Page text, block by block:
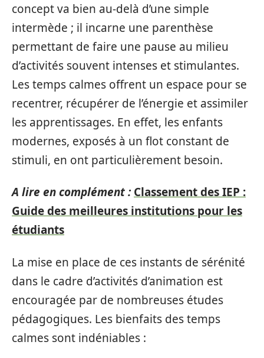
concept va bien au-delà d’une simple
intermède ; il incarne une parenthèse
permettant de faire une pause au milieu
d’activités souvent intenses et stimulantes.
Les temps calmes offrent un espace pour se
recentrer, récupérer de l’énergie et assimiler
les apprentissages. En effet, les enfants
modernes, exposés à un flot constant de
stimuli, en ont particulièrement besoin.
A lire en complément : Classement des IEP :
Guide des meilleures institutions pour les
étudiants
La mise en place de ces instants de sérénité
dans le cadre d’activités d’animation est
encouragée par de nombreuses études
pédagogiques. Les bienfaits des temps
calmes sont indéniables :